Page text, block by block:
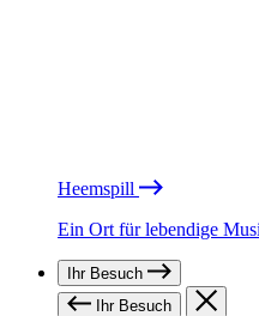
Heemspill
Ein Ort für lebendige
Ihr Besuch
Ihr Besuch